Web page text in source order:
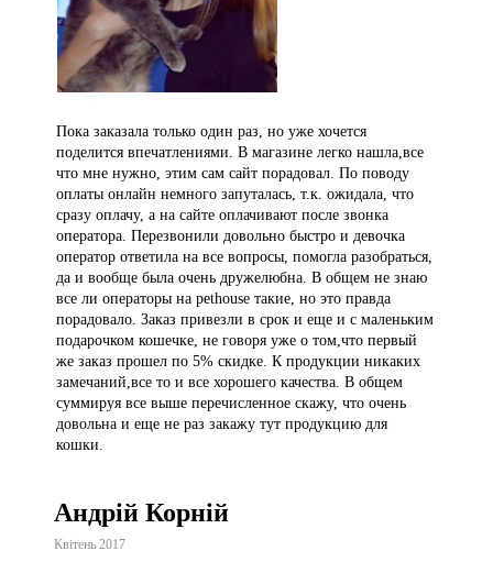
Пока заказала только один раз, но уже хочется
поделится впечатлениями. В магазине легко нашла,все
что мне нужно, этим сам сайт порадовал. По поводу
оплаты онлайн немного запуталась, т.к. ожидала, что
сразу оплачу, а на сайте оплачивают после звонка
оператора. Перезвонили довольно быстро и девочка
оператор ответила на все вопросы, помогла разобраться,
да и вообще была очень дружелюбна. В общем не знаю
все ли операторы на pethouse такие, но это правда
порадовало. Заказ привезли в срок и еще и с маленьким
подарочком кошечке, не говоря уже о том,что первый
же заказ прошел по 5% скидке. К продукции никаких
замечаний,все то и все хорошего качества. В общем
суммируя все выше перечисленное скажу, что очень
довольна и еще не раз закажу тут продукцию для
кошки.
Андрій Корній
Квітень 2017